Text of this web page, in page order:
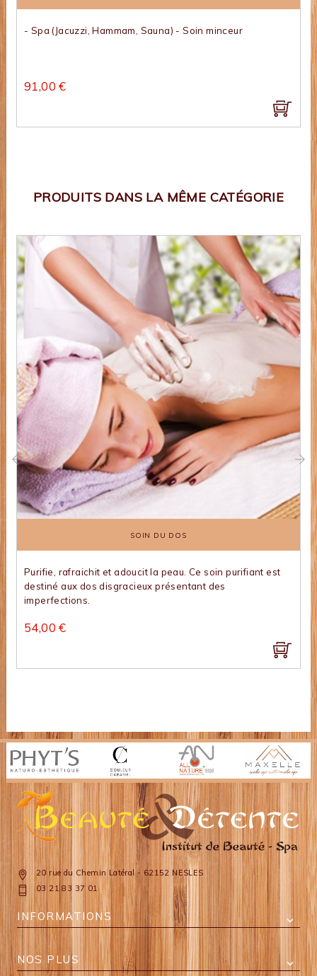
- Spa (Jacuzzi, Hammam, Sauna) - Soin minceur
91,00 €
PRODUITS DANS LA MÊME CATÉGORIE
SOIN DU DOS
Purifie, rafraichit et adoucit la peau. Ce soin purifiant est
destiné aux dos disgracieux présentant des
imperfections.
54,00 €
‹
20 rue du Chemin Latéral - 62152 NESLES
03 21 83 37 01
INFORMATIONS 
NOS PLUS 